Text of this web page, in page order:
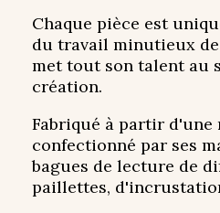
Chaque pièce est
du travail minutieux
met tout son talent au
création.
Fabriqué à partir d'une
confectionné par ses
bagues de lecture de
paillettes,